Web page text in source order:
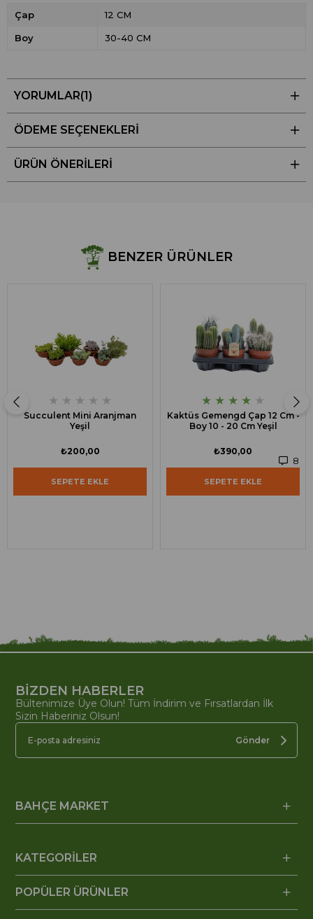
Çap 12 CM
Boy 30-40 CM
YORUMLAR(1)
ÖDEME SEÇENEKLERI
ÜRÜN ÖNERILERI
BENZER ÜRÜNLER
★ ★ ★ ★ ★
Succulent Mini Aranjman
Yeşil
₺200,00
SEPETE EKLE
★ ★ ★ ★ ★
Kaktüs Gemengd Çap 12 Cm -
Boy 10 - 20 Cm Yeşil
8
₺390,00
SEPETE EKLE
BİZDEN HABERLER
Bültenimize Üye Olun! Tüm İndirim ve Fırsatlardan İlk
Sizin Haberiniz Olsun!
Gönder
BAHÇE MARKET
KATEGORİLER
POPÜLER ÜRÜNLER